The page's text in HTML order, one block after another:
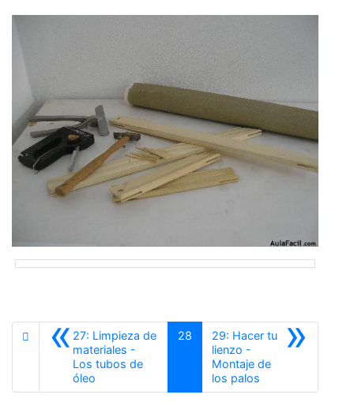
«27: Limpieza de
materiales -
Los tubos de
óleo
28 »
29: Hacer tu
lienzo -
Montaje de
los palosSiguiente